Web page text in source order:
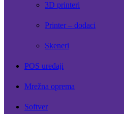
3D printeri
Printer – dodaci
Skeneri
POS uređaji
Mrežna oprema
Softver